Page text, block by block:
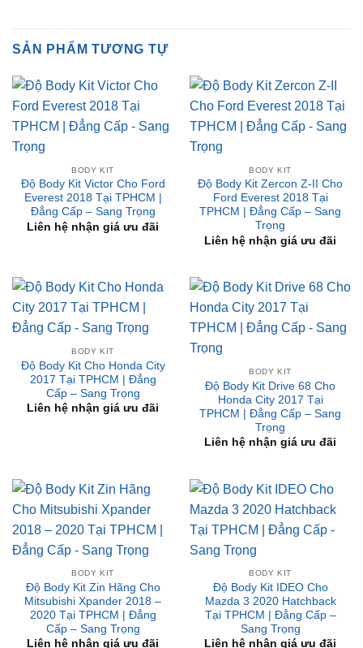
BODY KIT
Độ Body Kit Victor Cho Ford
Everest 2018 Tại TPHCM |
Đẳng Cấp – Sang Trọng
Liên hệ nhận giá ưu đãi
BODY KIT
Độ Body Kit Zercon Z-II Cho
Ford Everest 2018 Tại
TPHCM | Đẳng Cấp – Sang
Trọng
Liên hệ nhận giá ưu đãi
BODY KIT
Độ Body Kit Cho Honda City
2017 Tại TPHCM | Đẳng
Cấp – Sang Trọng
Liên hệ nhận giá ưu đãi
BODY KIT
Độ Body Kit Drive 68 Cho
Honda City 2017 Tại
TPHCM | Đẳng Cấp – Sang
Trọng
Liên hệ nhận giá ưu đãi
BODY KIT
Độ Body Kit Zin Hãng Cho
Mitsubishi Xpander 2018 –
2020 Tại TPHCM | Đẳng
Cấp – Sang Trọng
Liên hệ nhận giá ưu đãi
BODY KIT
Độ Body Kit IDEO Cho
Mazda 3 2020 Hatchback
Tại TPHCM | Đẳng Cấp –
Sang Trọng
Liên hệ nhận giá ưu đãi